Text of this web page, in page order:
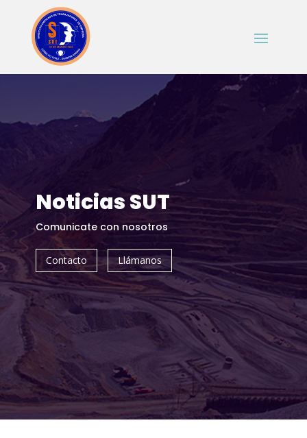
Noticias SUT
Comunicate con nosotros
Contacto Llámanos